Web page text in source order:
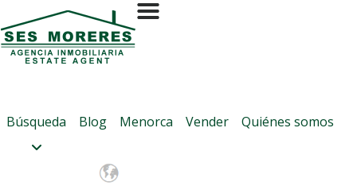
Contactar con Ses Moreres
Referencia:5489
Búsqueda Blog Menorca Vender Quiénes somos